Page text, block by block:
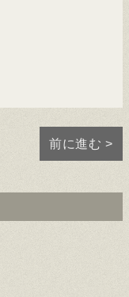
前に進む >